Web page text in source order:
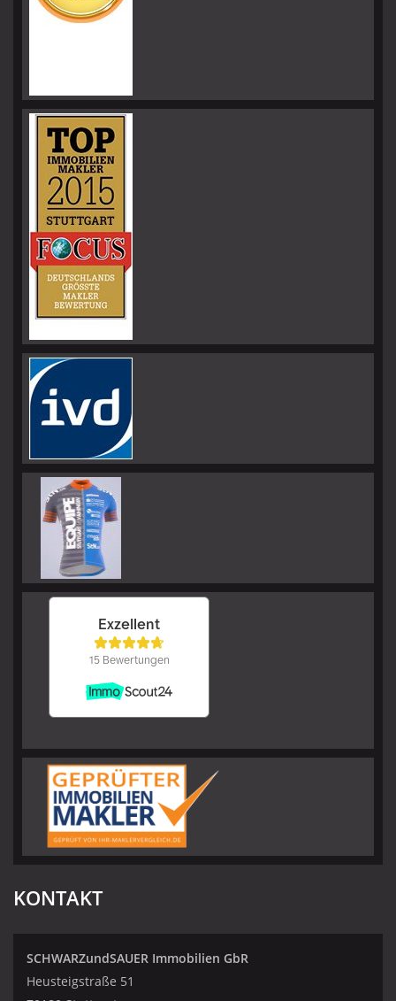
KONTAKT
SCHWARZundSAUER Immobilien GbR
Heusteigstraße 51